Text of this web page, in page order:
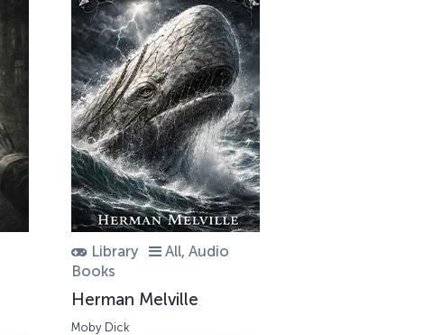
Library
All, Audio
Books
Herman Melville
Moby Dick